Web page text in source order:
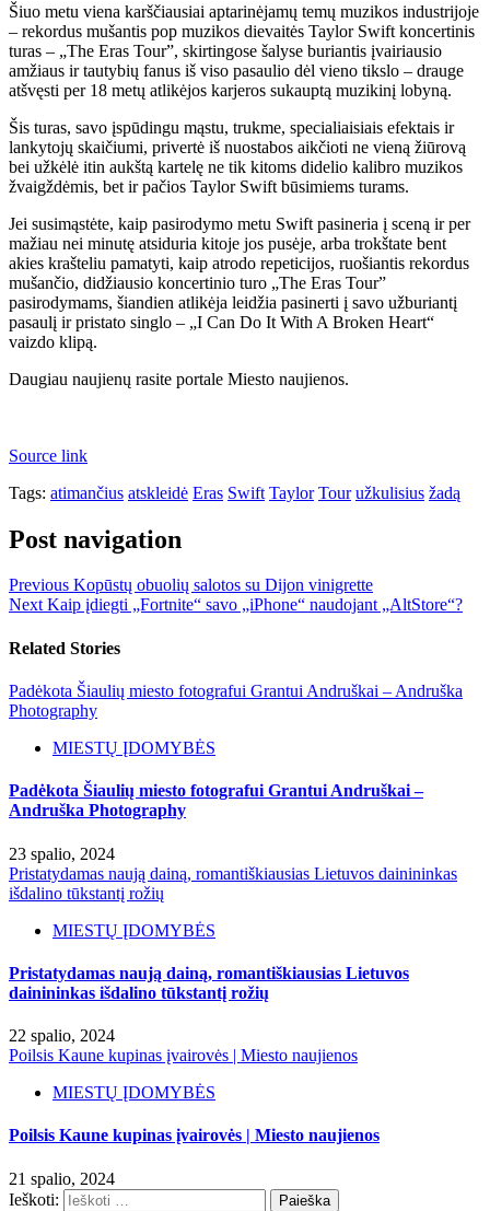
Šiuo metu viena karščiausiai aptarinėjamų temų muzikos industrijoje
– rekordus mušantis pop muzikos dievaitės Taylor Swift koncertinis
turas – „The Eras Tour”, skirtingose šalyse buriantis įvairiausio
amžiaus ir tautybių fanus iš viso pasaulio dėl vieno tikslo – drauge
atšvęsti per 18 metų atlikėjos karjeros sukauptą muzikinį lobyną.
Šis turas, savo įspūdingu mąstu, trukme, specialiaisiais efektais ir
lankytojų skaičiumi, privertė iš nuostabos aikčioti ne vieną žiūrovą
bei užkėlė itin aukštą kartelę ne tik kitoms didelio kalibro muzikos
žvaigždėmis, bet ir pačios Taylor Swift būsimiems turams.
Jei susimąstėte, kaip pasirodymo metu Swift pasineria į sceną ir per
mažiau nei minutę atsiduria kitoje jos pusėje, arba trokštate bent
akies krašteliu pamatyti, kaip atrodo repeticijos, ruošiantis rekordus
mušančio, didžiausio koncertinio turo „The Eras Tour”
pasirodymams, šiandien atlikėja leidžia pasinerti į savo užburiantį
pasaulį ir pristato singlo – „I Can Do It With A Broken Heart“
vaizdo klipą.
Daugiau naujienų rasite portale Miesto naujienos.
Source link
Tags: atimančius atskleidė Eras Swift Taylor Tour užkulisius žadą
Post navigation
Previous Kopūstų obuolių salotos su Dijon vinigrette
NextKaip įdiegti „Fortnite“ savo „iPhone“ naudojant „AltStore“?
Related Stories
Padėkota Šiaulių miesto fotografui Grantui Andruškai – Andruška
Photography
MIESTŲ ĮDOMYBĖS
Padėkota Šiaulių miesto fotografui Grantui Andruškai –
Andruška Photography
23 spalio, 2024
Pristatydamas naują dainą, romantiškiausias Lietuvos dainininkas
išdalino tūkstantį rožių
MIESTŲ ĮDOMYBĖS
Pristatydamas naują dainą, romantiškiausias Lietuvos
dainininkas išdalino tūkstantį rožių
22 spalio, 2024
Poilsis Kaune kupinas įvairovės | Miesto naujienos
MIESTŲ ĮDOMYBĖS
Poilsis Kaune kupinas įvairovės | Miesto naujienos
21 spalio, 2024
Ieškoti: